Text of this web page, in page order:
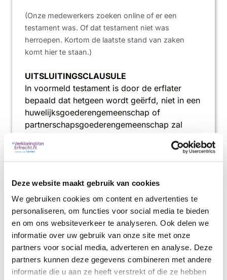
Deze website maakt gebruik van cookies
We gebruiken cookies om content en advertenties te
personaliseren, om functies voor social media te bieden
en om ons websiteverkeer te analyseren. Ook delen we
informatie over uw gebruik van onze site met onze
partners voor social media, adverteren en analyse. Deze
partners kunnen deze gegevens combineren met andere
informatie die u aan ze heeft verstrekt of die ze hebben
(Onze medewerkers zoeken online of er een
testament was. Of dat testament niet was
herroepen. Kortom de laatste stand van zaken
komt hier te staan.)
UITSLUITINGSCLAUSULE
In voormeld testament is door de erflater
bepaald dat hetgeen wordt geërfd, niet in een
huwelijksgoederengemeenschap of
partnerschapsgoederengemeenschap zal
(Dit is onderzocht door onze juristen. Hier komen
testament. Bijvoorbeeldeen tweetrapsmaking
ERFGENAMEN
Op grond van dit testament en de wet heeft
erflater tot zijn enige erfgenamen
achtergelaten, ieder van hen voor *** deel
(Hier berekenen wij de eventuele breukdelen)in
zijn nalatenschap, te weten(Hier staan dus